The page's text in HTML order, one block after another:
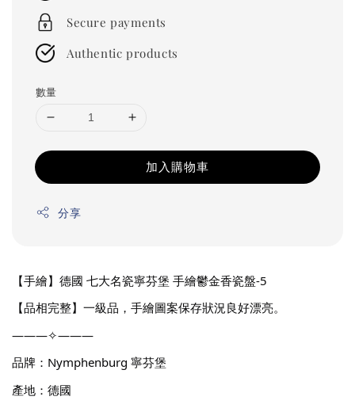
Secure payments
Authentic products
數量
加入購物車
分享
【手繪】德國 七大名瓷寧芬堡 手繪鬱金香瓷盤-5
【品相完整】一級品，手繪圖案保存狀況良好漂亮。
———✧———
品牌：Nymphenburg 寧芬堡
產地：德國